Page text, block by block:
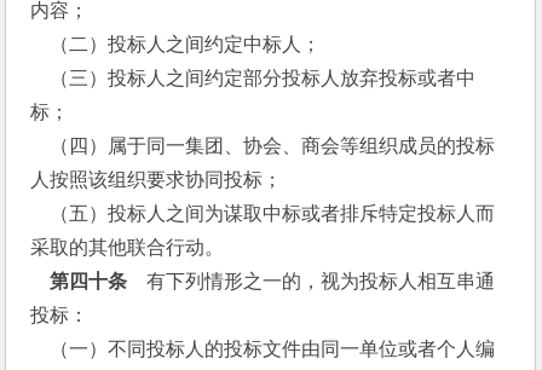
内容；
（二）投标人之间约定中标人；
（三）投标人之间约定部分投标人放弃投标或者中
标；
（四）属于同一集团、协会、商会等组织成员的投标
人按照该组织要求协同投标；
（五）投标人之间为谋取中标或者排斥特定投标人而
采取的其他联合行动。
第四十条 有下列情形之一的，视为投标人相互串通
投标：
（一）不同投标人的投标文件由同一单位或者个人编